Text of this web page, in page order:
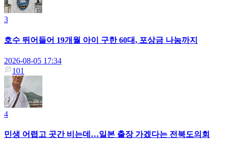
3
호수 뛰어들어 19개월 아이 구한 60대, 포상금 나눔까지
2026-08-05 17:34
101
4
민생 어렵고 곳간 비는데…일본 출장 가겠다는 전북도의회